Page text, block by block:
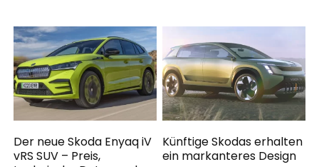
Der neue Skoda Enyaq iV
vRS SUV – Preis,
Künftige Skodas erhalten
ein markanteres Design